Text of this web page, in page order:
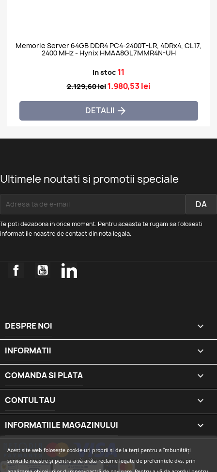
Memorie Server 64GB DDR4 PC4-2400T-LR, 4DRx4, CL17,
2400 MHz - Hynix HMAA8GL7MMR4N-UH
In stoc 11
2.129,60 lei1.980,53 lei
DETALII 
Ultimele noutati si promotii speciale
Te poti dezabona in orice moment. Pentru aceasta te rugam sa folosesti
informatiile noastre de contact din nota legala.
FacebookYouTubeLinkedIn
DESPRE NOI 
INFORMATII 
COMANDA SI PLATA 
CONTUL TAU 
INFORMATIILE MAGAZINULUI keyboard_arrow_down
Acest site web folosește cookie-uri proprii și de la terți pentru a îmbunătăți
serviciile noastre și pentru a vă arăta reclame legate de preferințele dvs. prin